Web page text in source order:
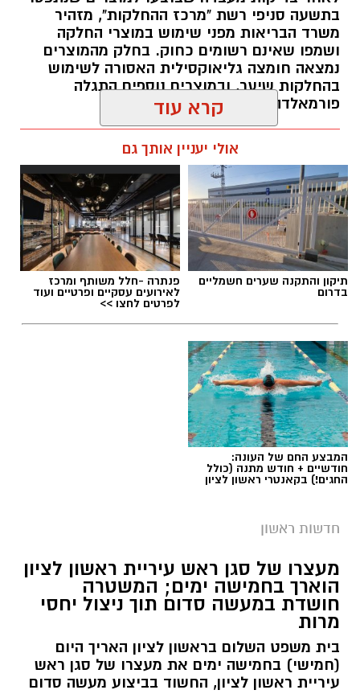
בתשעה סניפי רשת "מרכז ההחלקות", מזהיר
משרד הבריאות מפני שימוש במוצרי החלקה
ושמפו שאינם רשומים כחוק. בחלק מהמוצרים
נמצאה חומצה גליאוקסילית האסורה לשימוש
בהחלקות שיער, ובמוצרים נוספים התגלה
פורמאלדהיד - חומר המוגדר כמסרטן
תגים:משרד הבריאות חומרים מסוכנים
מרכז
ההחלקות
צילומים: משרד הבריאות
משרד הבריאות פרסם אזהרה לציבור מפני שימוש
במוצרי שיער נוספים שנתפסו במסגרת מבצע
פיקוח שנערך בתשעה סניפי רשת "מרכז
ההחלקות".
קרא עוד
אולי יעניין אותך גם
תיקון והתקנה שערים חשמליים
בדרום
פנתרה -חלל משותף ומרכז
לאירועים עסקיים ופרטיים ועוד
לפרטים לחצו >>
המבצע החם של העונה:
חודשיים + חודש מתנה (כולל
החגים!) בקאנטרי ראשון לציון
חדשות ראשון
מעצרו של סגן ראש עיריית ראשון לציון
הוארך בחמישה ימים; המשטרה
חושדת במעשה סדום תוך ניצול יחסי
מרות
בית משפט השלום בראשון לציון האריך היום
(חמישי) בחמישה ימים את מעצרו של סגן ראש
עיריית ראשון לציון, החשוד בביצוע מעשה סדום